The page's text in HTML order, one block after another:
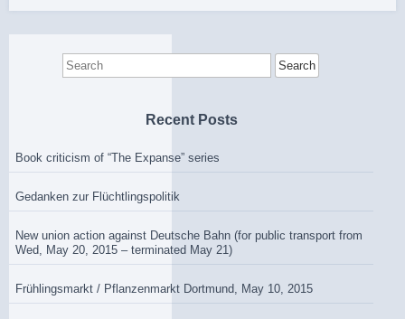
Search
for:
Recent Posts
Book criticism of “The Expanse” series
Gedanken zur Flüchtlingspolitik
New union action against Deutsche Bahn (for public transport from
Wed, May 20, 2015 – terminated May 21)
Frühlingsmarkt / Pflanzenmarkt Dortmund, May 10, 2015